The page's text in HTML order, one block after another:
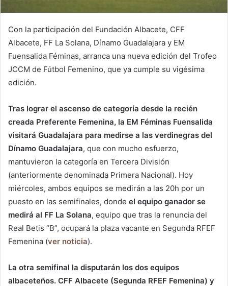
Con la participación del Fundación Albacete, CFF
Albacete, FF La Solana, Dínamo Guadalajara y EM
Fuensalida Féminas, arranca una nueva edición del Trofeo
JCCM de Fútbol Femenino, que ya cumple su vigésima
edición.
Tras lograr el ascenso de categoría desde la recién
creada Preferente Femenina, la EM Féminas Fuensalida
visitará Guadalajara para medirse a las verdinegras del
Dínamo Guadalajara, que con mucho esfuerzo,
mantuvieron la categoría en Tercera División
(anteriormente denominada Primera Nacional). Hoy
miércoles, ambos equipos se medirán a las 20h por un
puesto en las semifinales, donde el equipo ganador se
medirá al FF La Solana, equipo que tras la renuncia del
Real Betis “B”, ocupará la plaza vacante en Segunda RFEF
Femenina (ver noticia).
La otra semifinal la disputarán los dos equipos
albaceteños. CFF Albacete (Segunda RFEF Femenina) y